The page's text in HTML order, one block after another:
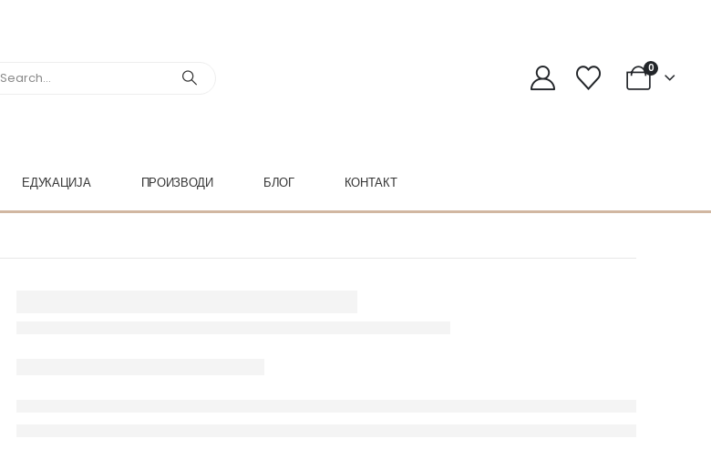
0
ЕДУКАЦИЈА ПРОИЗВОДИ БЛОГ КОНТАКТ